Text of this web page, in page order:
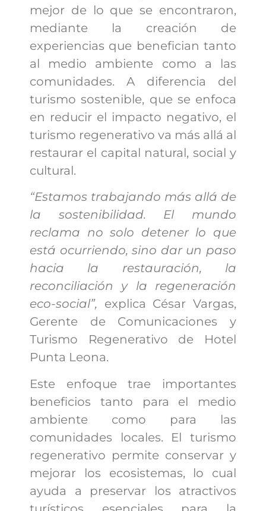
mejor de lo que se encontraron,
mediante la creación de
experiencias que benefician tanto
al medio ambiente como a las
comunidades. A diferencia del
turismo sostenible, que se enfoca
en reducir el impacto negativo, el
turismo regenerativo va más allá al
restaurar el capital natural, social y
cultural.
“Estamos trabajando más allá de
la sostenibilidad. El mundo
reclama no solo detener lo que
está ocurriendo, sino dar un paso
hacia la restauración, la
reconciliación y la regeneración
eco-social”, explica César Vargas,
Gerente de Comunicaciones y
Turismo Regenerativo de Hotel
Punta Leona.
Este enfoque trae importantes
beneficios tanto para el medio
ambiente como para las
comunidades locales. El turismo
regenerativo permite conservar y
mejorar los ecosistemas, lo cual
ayuda a preservar los atractivos